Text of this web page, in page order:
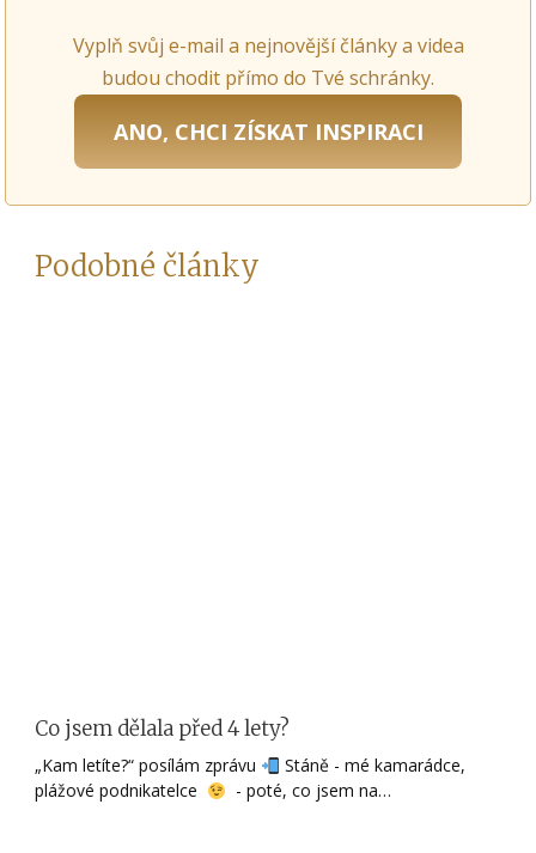
Vyplň svůj e-mail a nejnovější články a videa
budou chodit přímo do Tvé schránky.
ANO, CHCI ZÍSKAT INSPIRACI
Podobné články
Co jsem dělala před 4 lety?
„Kam letíte?“ posílám zprávu
Stáně - mé kamarádce,
plážové podnikatelce
- poté, co jsem na…